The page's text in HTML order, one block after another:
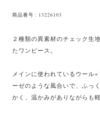
商品番号 : 13226103
２種類の異素材のチェック生
たワンピース。
メインに使われているウール
ーゼのような風合いで、ふっ
かく、温かみがありながらも軽